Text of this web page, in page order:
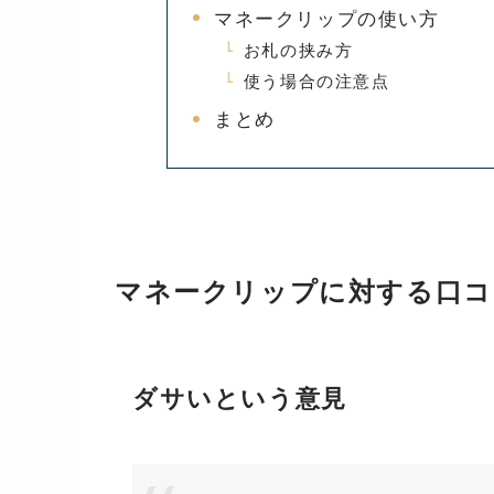
マネークリップの使い方
お札の挟み方
使う場合の注意点
まとめ
マネークリップに対する口
ダサいという意見